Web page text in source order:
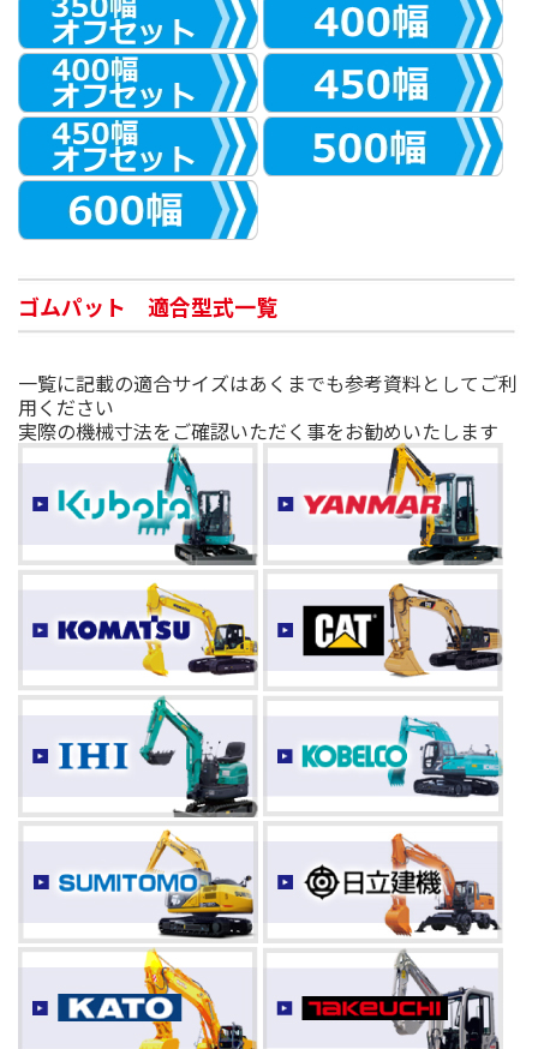
ゴムパット 適合型式一覧
一覧に記載の適合サイズはあくまでも参考資料としてご利
用ください
実際の機械寸法をご確認いただく事をお勧めいたします